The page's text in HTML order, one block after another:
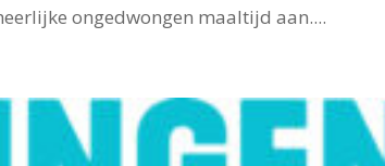
ongedwongen maaltijd aan....